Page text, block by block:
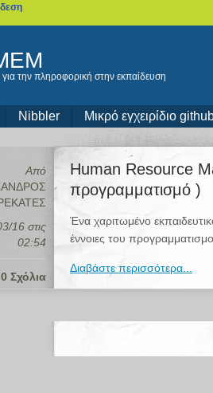
για την πληροφορική στην εκπαίδευση
Nibbler Μικρό εγχειρίδιο
Από
16 στις
02:54
0 Σχόλια
Human Resource
προγραμματισμό )
Ένα χαριτωμένο
έννοιες του
Διαβάστε περισσότερα...
blogs.sch.gr